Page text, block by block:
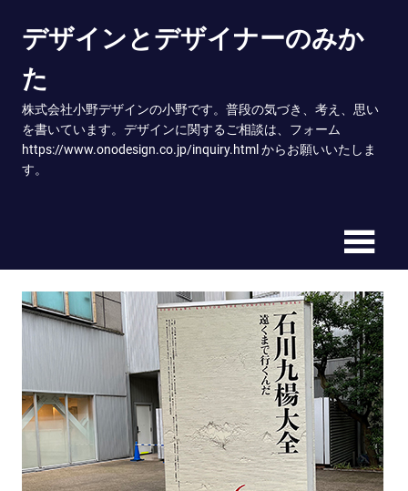
content
デザインとデザイナーのみか
た
株式会社小野デザインの小野です。普段の気づき、考え、思い
を書いています。デザインに関するご相談は、フォーム
https://www.onodesign.co.jp/inquiry.html からお願いいたしま
す。